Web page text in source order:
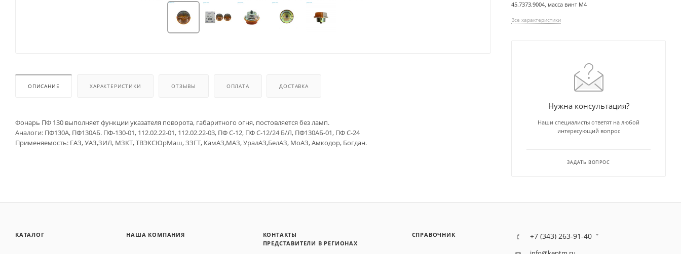
ОПИСАНИЕ ХАРАКТЕРИСТИКИ ОТЗЫВЫ ОПЛАТА ДОСТАВКА
Фонарь ПФ 130 выполняет функции указателя поворота, габаритного огня, постовляется без ламп.
Аналоги: ПФ130А, ПФ130АБ. ПФ-130-01, 112.02.22-01, 112.02.22-03, ПФ С-12, ПФ С-12/24 Б/Л, ПФ130АБ-01, ПФ С-24
Применяемость: ГАЗ, УАЗ,ЗИЛ, МЗКТ, ТВЭКСЮрМаш, ЗЗГТ, КамАЗ,МАЗ, УралАЗ,БелАЗ, МоАЗ, Амкодор, Богдан.
45.7373.9004, масса винт М4
Все характеристики
Нужна консультация?
Наши специалисты ответят на любой
интересующий вопрос
ЗАДАТЬ ВОПРОС
КАТАЛОГ НАША КОМПАНИЯ
КОНТАКТЫ
ПРЕДСТАВИТЕЛИ В РЕГИОНАХ
СПРАВОЧНИК +7 (343) 263-91-40